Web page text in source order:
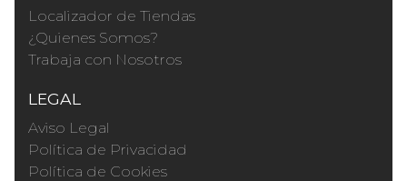
Localizador de Tiendas
¿Quienes Somos?
Trabaja con Nosotros
LEGAL
Aviso Legal
Política de Privacidad
Política de Cookies